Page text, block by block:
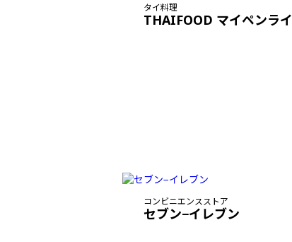
タイ料理
THAIFOOD マイペンライ
コンビニエンスストア
セブン−イレブン